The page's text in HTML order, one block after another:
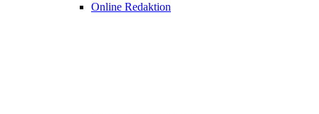
Online Redaktion